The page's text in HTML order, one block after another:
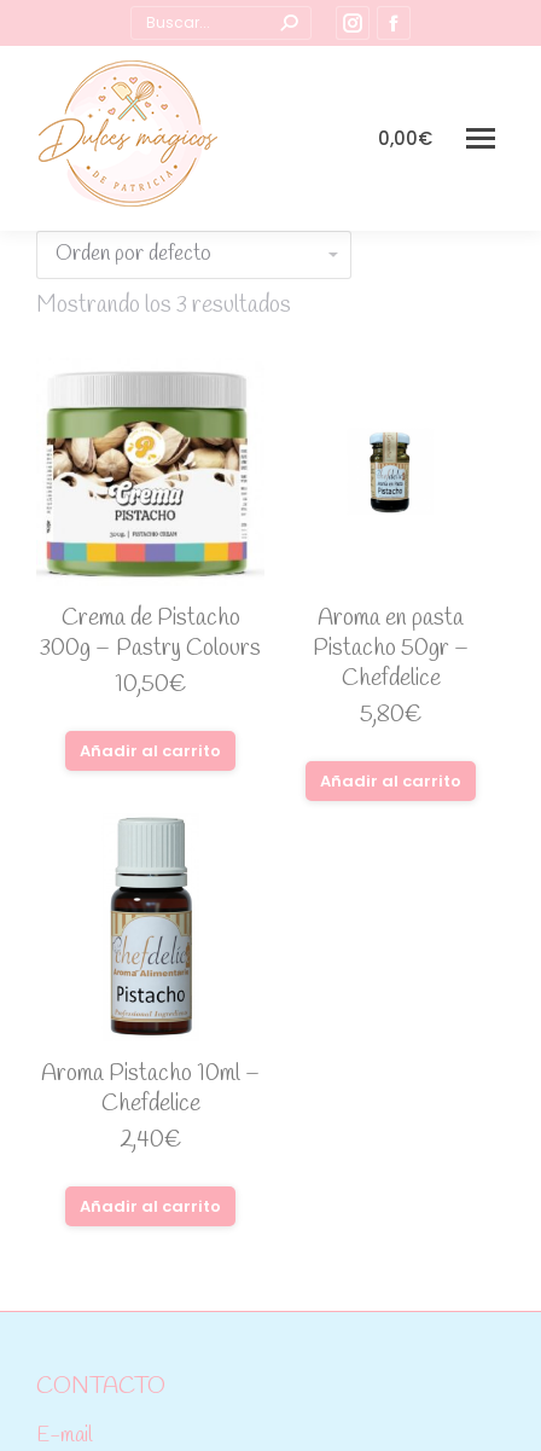
Buscar:
Instagram
page
new
page
in
0,00€
Mostrando los 3 resultados
Crema de Pistacho
300g – Pastry Colours
10,50€
Añadir al carrito
Aroma en pasta
Pistacho 50gr –
Chefdelice
5,80€
Añadir al carrito
Aroma Pistacho 10ml –
Chefdelice
2,40€
Añadir al carrito
CONTACTO
E-mail